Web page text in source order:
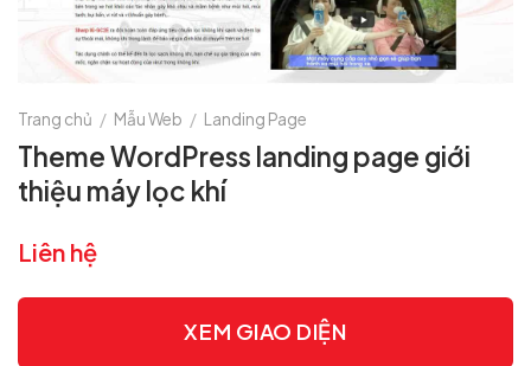
Trang chủ / Mẫu Web / Landing Page
Theme WordPress landing page giới
thiệu máy lọc khí
Liên hệ
XEM GIAO DIỆN